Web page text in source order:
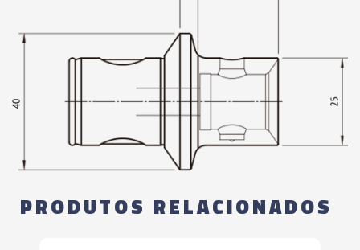
PRODUTOS RELACIONADOS